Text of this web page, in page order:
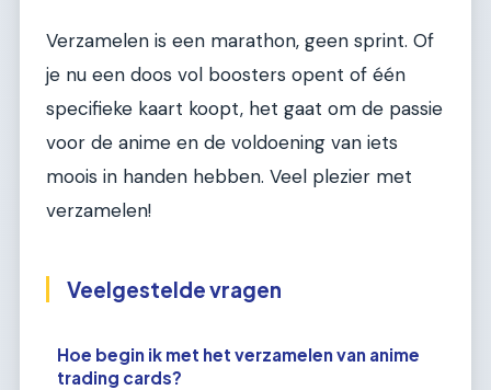
Verzamelen is een marathon, geen sprint. Of
je nu een doos vol boosters opent of één
specifieke kaart koopt, het gaat om de passie
voor de anime en de voldoening van iets
moois in handen hebben. Veel plezier met
verzamelen!
Veelgestelde vragen
Hoe begin ik met het verzamelen van anime
trading cards?